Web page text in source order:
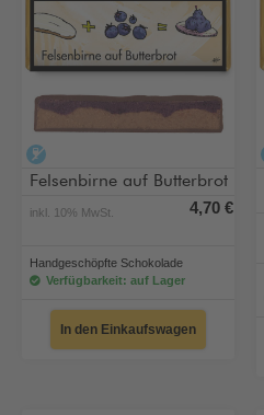
Felsenbirne auf Butterbrot
inkl. 10% MwSt. 4,70 €
Handgeschöpfte Schokolade
Verfügbarkeit: auf Lager
In den Einkaufswagen